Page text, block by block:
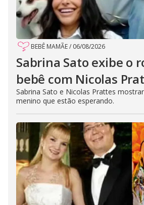
BEBÊ MAMÃE/ 06/08/2026
Sabrina Sato exibe o
bebê com Nicolas
Sabrina Sato e Nicolas Prattes
menino que estão esperando.